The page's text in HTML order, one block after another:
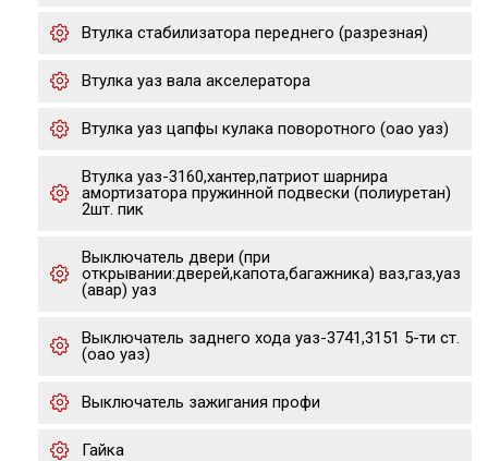
Втулка стабилизатора переднего (разрезная)
Втулка уаз вала акселератора
Втулка уаз цапфы кулака поворотного (оао уаз)
Втулка уаз-3160,хантер,патриот шарнира
амортизатора пружинной подвески (полиуретан)
2шт. пик
Выключатель двери (при
открывании:дверей,капота,багажника) ваз,газ,уаз
(авар) уаз
Выключатель заднего хода уаз-3741,3151 5-ти ст.
(оао уаз)
Выключатель зажигания профи
Гайка